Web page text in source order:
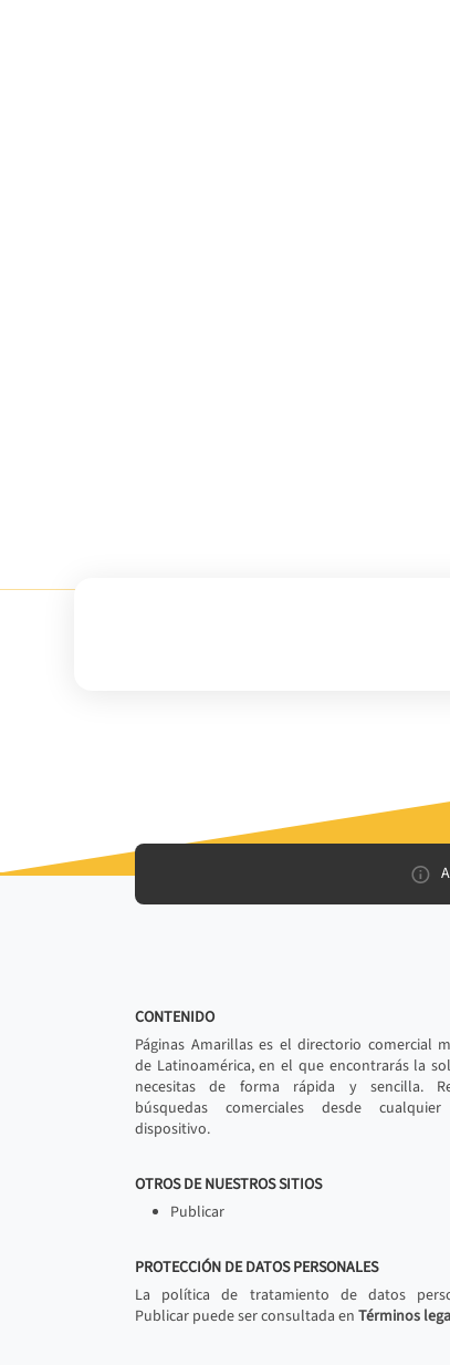
CONTENIDO
Páginas Amarillas es el directorio comercial
de Latinoamérica, en el que encontrarás la
necesitas de forma rápida y sencilla.
búsquedas comerciales desde
dispositivo.
OTROS DE NUESTROS SITIOS
Publicar
PROTECCIÓN DE DATOS PERSONALES
La política de tratamiento de datos
Publicar puede ser consultada en Términos